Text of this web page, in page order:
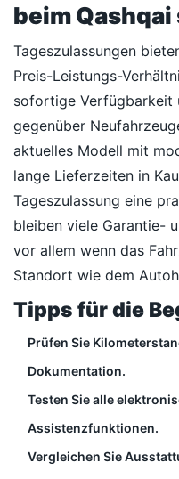
beim
Tageszulassungen
Preis-Leistungs-
sofortige Verfügbarkeit
gegenüber
aktuelles Modell mit
lange Lieferzeiten in
Tageszulassung eine
bleiben viele Garantie-
vor allem wenn das
Standort wie dem
Tipps für die
Prüfen Sie
Dokumentation.
Testen Sie alle
Assistenzfunktionen.
Vergleichen Sie